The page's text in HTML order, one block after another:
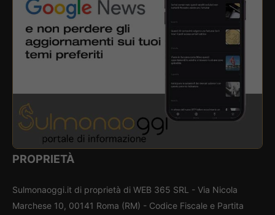
PROPRIETÀ
Sulmonaoggi.it di proprietà di WEB 365 SRL - Via Nicola
Marchese 10, 00141 Roma (RM) - Codice Fiscale e Partita